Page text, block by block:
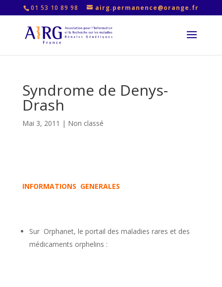
01 53 10 89 98 airg.permanence@orange.fr
Syndrome de Denys-
Drash
Mai 3, 2011 | Non classé
INFORMATIONS GENERALES
Sur Orphanet, le portail des maladies rares et des
médicaments orphelins :